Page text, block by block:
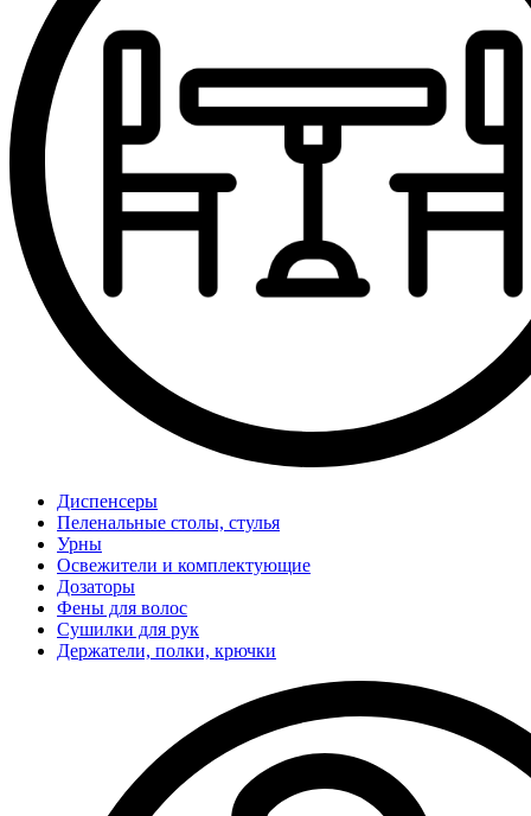
Диспенсеры
Пеленальные столы, стулья
Урны
Освежители и комплектующие
Дозаторы
Фены для волос
Сушилки для рук
Держатели, полки, крючки